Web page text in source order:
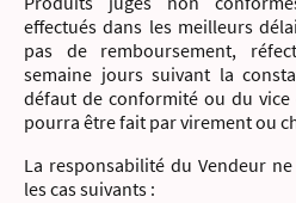
effectués dans les meilleurs
pas de remboursement,
semaine jours suivant la
défaut de conformité ou du vice
pourra être fait par virement ou
La responsabilité du Vendeur
les cas suivants :